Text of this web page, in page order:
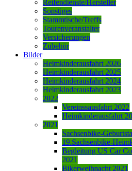
Reifendienste/Hersteller
Sonstiges
Stammtische/Treffs
Tourenveranstalter
Versicherungen
Zubehör
Bilder
Heimkinderausfahrt 2026
Heimkinderausfahrt 2025
Heimkinderausfahrt 2024
Heimkinderausfahrt 2023
2022
Vereinssausfahrt 2022
Heimkinderausfahrt
2021
Sachsenbike-
19.Sachsenbike-
Begleitung US Car
2021
Bikerweihnacht 2021